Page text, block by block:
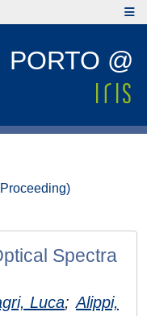
PORTO @
Spectra
Luca; Alippi,